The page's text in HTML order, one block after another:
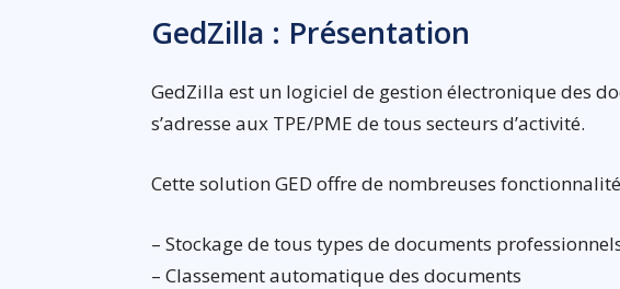
GedZilla : Présentation
GedZilla est un logiciel de gestion électronique des
s’adresse aux TPE/PME de tous secteurs d’activité.
Cette solution GED offre de nombreuses
– Stockage de tous types de documents
– Classement automatique des documents